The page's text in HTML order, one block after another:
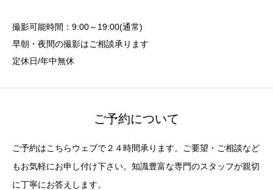
撮影可能時間：9:00～19:00(通常)
早朝・夜間の撮影はご相談承ります
定休日/年中無休
ご予約について
ご予約はこちらウェブで２４時間承ります。ご要望・ご相談など
もお気軽にお申し付け下さい。知識豊富な専門のスタッフが親切
に丁寧にお答えします。